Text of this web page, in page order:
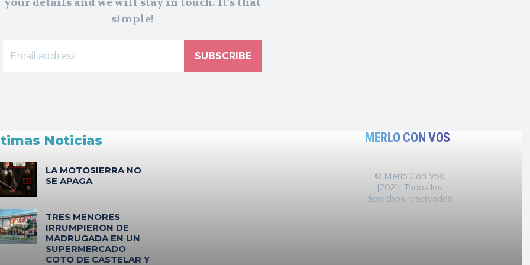
simple!
SUBSCRIBE
Noticias
LA MOTOSIERRA NO
SE APAGA
TRES MENORES
IRRUMPIERON DE
MADRUGADA EN UN
SUPERMERCADO
COTO DE CASTELAR Y
MERLO CON VOS
© Merlo Con Vos
|2021| Todos los
derechos reservados